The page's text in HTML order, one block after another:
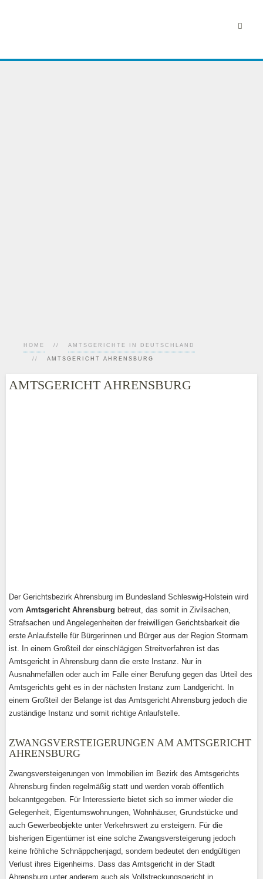
HOME AMTSGERICHTE IN DEUTSCHLAND
AMTSGERICHT AHRENSBURG
AMTSGERICHT AHRENSBURG
Der Gerichtsbezirk Ahrensburg im Bundesland Schleswig-Holstein wird
vom Amtsgericht Ahrensburg betreut, das somit in Zivilsachen,
Strafsachen und Angelegenheiten der freiwilligen Gerichtsbarkeit die
erste Anlaufstelle für Bürgerinnen und Bürger aus der Region Stormarn
ist. In einem Großteil der einschlägigen Streitverfahren ist das
Amtsgericht in Ahrensburg dann die erste Instanz. Nur in
Ausnahmefällen oder auch im Falle einer Berufung gegen das Urteil des
Amtsgerichts geht es in der nächsten Instanz zum Landgericht. In
einem Großteil der Belange ist das Amtsgericht Ahrensburg jedoch die
zuständige Instanz und somit richtige Anlaufstelle.
ZWANGSVERSTEIGERUNGEN AM AMTSGERICHT
AHRENSBURG
Zwangsversteigerungen von Immobilien im Bezirk des Amtsgerichts
Ahrensburg finden regelmäßig statt und werden vorab öffentlich
bekanntgegeben. Für Interessierte bietet sich so immer wieder die
Gelegenheit, Eigentumswohnungen, Wohnhäuser, Grundstücke und
auch Gewerbeobjekte unter Verkehrswert zu ersteigern. Für die
bisherigen Eigentümer ist eine solche Zwangsversteigerung jedoch
keine fröhliche Schnäppchenjagd, sondern bedeutet den endgültigen
Verlust ihres Eigenheims. Dass das Amtsgericht in der Stadt
Ahrensburg unter anderem auch als Vollstreckungsgericht in